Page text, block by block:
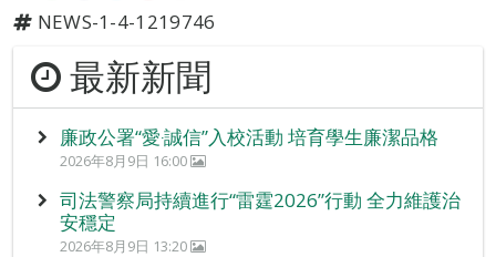
NEWS-1-4-1219746
最新新聞
廉政公署“愛‧誠信”入校活動 培育學生廉潔品格
2026年8月9日 16:00
司法警察局持續進行“雷霆2026”行動 全力維護治
安穩定
2026年8月9日 13:20